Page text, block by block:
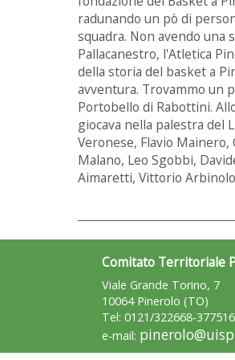
radunando un pò di
squadra. Non avendo una
Pallacanestro, l'Atletica
della storia del basket a
avventura. Trovammo un
Portobello di Rabottini.
giocava nella palestra del
Veronese, Flavio
Malano, Leo Sgobbi,
Aimaretti, Vittorio
Comitato Territoriale
Viale Grande Torino, 7
10064 Pinerolo (TO)
Tel: 0121/322668-
e-mail: